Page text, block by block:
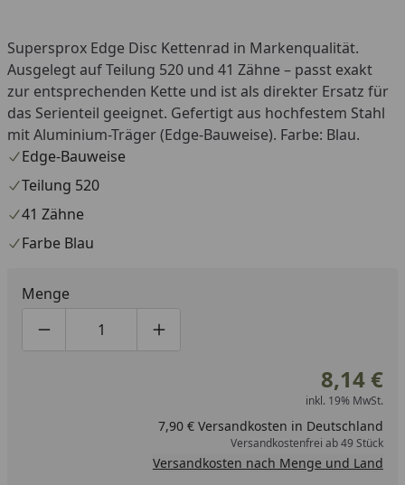
Supersprox Edge Disc Kettenrad in Markenqualität.
Ausgelegt auf Teilung 520 und 41 Zähne – passt exakt
zur entsprechenden Kette und ist als direkter Ersatz für
das Serienteil geeignet. Gefertigt aus hochfestem Stahl
mit Aluminium-Träger (Edge-Bauweise). Farbe: Blau.
Edge-Bauweise
Teilung 520
41 Zähne
Farbe Blau
Menge
Produktmenge um eins verringern
Produktmenge manuell eingeben
Produktmenge um eins erhöhen
8,14 €
inkl. 19% MwSt.
7,90 € Versandkosten in Deutschland
Versandkostenfrei ab 49 Stück
Versandkosten nach Menge und Land